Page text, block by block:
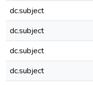
dc.subject
dc.subject
dc.subject
dc.subject